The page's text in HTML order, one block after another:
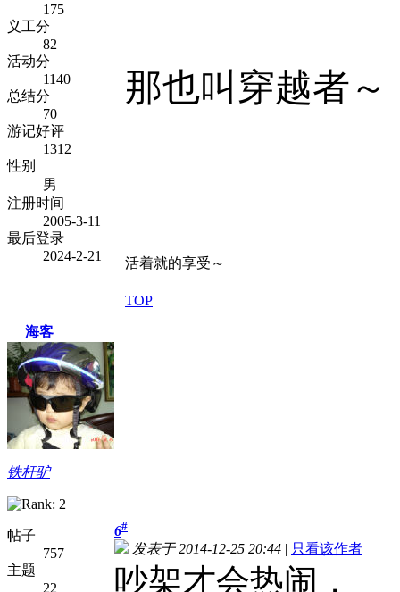
175
义工分
82
活动分
1140
总结分
70
游记好评
1312
性别
男
注册时间
2005-3-11
最后登录
2024-2-21
那也叫穿越者～
活着就的享受～
TOP
海客
铁杆驴
帖子
757
主题
22
6#
发表于 2014-12-25 20:44 | 只看该作者
吵架才会热闹，